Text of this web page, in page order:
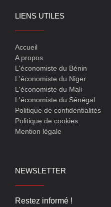
LIENS UTILES
Accueil
A propos
L'économiste du Bénin
L'économiste du Niger
L'économiste du Mali
L'économiste du Sénégal
Politique de confidentialités
Politique de cookies
Mention légale
NEWSLETTER
Restez informé !